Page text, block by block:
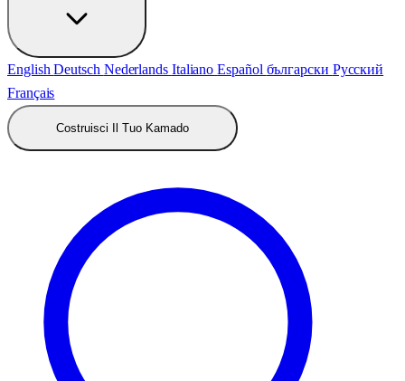
EnglishDeutsch Nederlands ItalianoEspañol български Русский
Français
Costruisci Il Tuo Kamado